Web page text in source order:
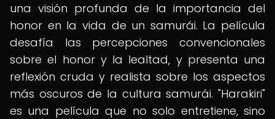
una visión profunda de la importancia del
honor en la vida de un samurái. La película
desafía las percepciones convencionales
sobre el honor y la lealtad, y presenta una
reflexión cruda y realista sobre los aspectos
más oscuros de la cultura samurái. "Harakiri"
es una película que no solo entretiene, sino